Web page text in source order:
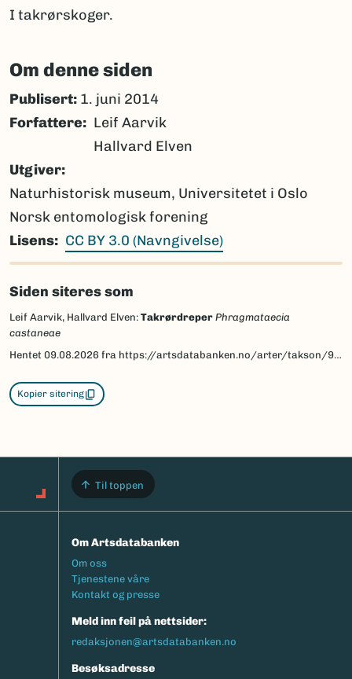
I takrørskoger.
Om denne siden
Publisert: 1. juni 2014
Forfattere
Leif Aarvik
Hallvard Elven
Utgiver
Naturhistorisk museum, Universitetet i Oslo
Norsk entomologisk forening
Lisens
CC BY 3.0 (Navngivelse)
Siden siteres som
Leif Aarvik, Hallvard Elven: Takrørdreper Phragmataecia
castaneae
Hentet 09.08.2026 fra https://artsdatabanken.no/arter/takson/95222/beskrivelse
Kopier sitering
Til toppen
Om Artsdatabanken
Footermeny
Om oss
Tjenestene våre
Kontakt og presse
Meld inn feil på nettsider:
redaksjonen@artsdatabanken.no
Besøksadresse